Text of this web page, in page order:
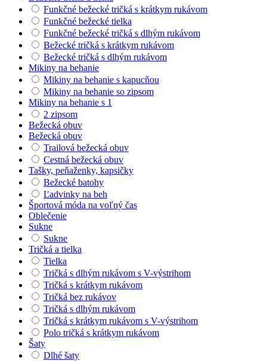
Funkčné bežecké tričká s krátkym rukávom
Funkčné bežecké tielka
Funkčné bežecké tričká s dlhým rukávom
Bežecké tričká s krátkym rukávom
Bežecké tričká s dlhým rukávom
Mikiny na behanie
Mikiny na behanie s kapucňou
Mikiny na behanie so zipsom
Mikiny na behanie s 1
2 zipsom
Bežecká obuv
Bežecká obuv
Trailová bežecká obuv
Cestná bežecká obuv
Tašky, peňaženky, kapsičky
Bežecké batohy
Ľadvinky na beh
Športová móda na voľný čas
Oblečenie
Sukne
Sukne
Tričká a tielka
Tielka
Tričká s dlhým rukávom s V-výstrihom
Tričká s krátkym rukávom
Tričká bez rukávov
Tričká s dlhým rukávom
Tričká s krátkym rukávom s V-výstrihom
Polo tričká s krátkym rukávom
Šaty
Dlhé šaty